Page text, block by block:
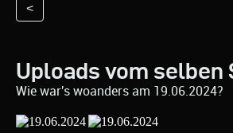
<
Uploads vom selben
Wie war's woanders am 19.06.2024?